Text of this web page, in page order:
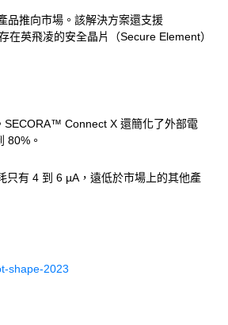
品推向市場。該解決方案還支援
英飛凌的安全晶片（Secure Element）
SECORA™ Connect X 還簡化了外部電
80%。
只有 4 到 6 µA，遠低於市場上的其他產
shape-2023